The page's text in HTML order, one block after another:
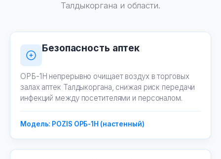
Талдыкоргана и области.
Безопасность аптек
ОРБ-1Н непрерывно очищает воздух в торговых
залах аптек Талдыкоргана, снижая риск передачи
инфекций между посетителями и персоналом.
Модель: POZIS ОРБ-1Н (настенный)